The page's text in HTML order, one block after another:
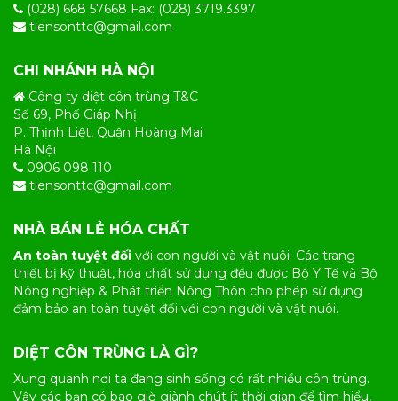
(028) 668 57668 Fax: (028) 3719.3397
tiensonttc@gmail.com
CHI NHÁNH HÀ NỘI
Công ty diệt côn trùng T&C
Số 69, Phố Giáp Nhị
P. Thịnh Liệt, Quận Hoàng Mai
Hà Nội
0906 098 110
tiensonttc@gmail.com
NHÀ BÁN LẺ HÓA CHẤT
An toàn tuyệt đối với con người và vật nuôi: Các trang
thiết bị kỹ thuật, hóa chất sử dụng đều được Bộ Y Tế và Bộ
Nông nghiệp & Phát triển Nông Thôn cho phép sử dụng
đảm bảo an toàn tuyệt đối với con người và vật nuôi.
DIỆT CÔN TRÙNG LÀ GÌ?
Xung quanh nơi ta đang sinh sống có rất nhiều côn trùng.
Vậy các bạn có bao giờ giành chút ít thời gian để tìm hiểu,